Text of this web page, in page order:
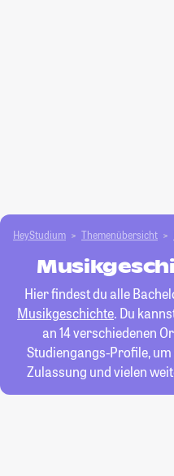
HeyStudium Themenübersicht
Hier findest du alle
Musikgeschichte. Du
an 14 verschiedenen
Studiengangs-Profile,
Zulassung und vielen